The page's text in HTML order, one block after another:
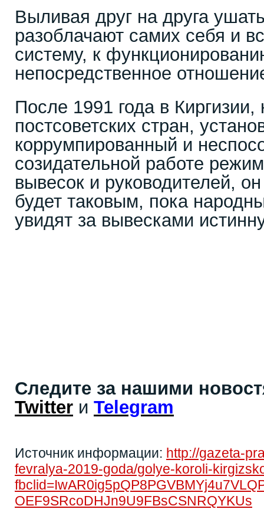
Выливая друг на друга
разоблачают самих себя и
систему, к
непосредственное
После 1991 года в
постсоветских стран,
коррумпированный и
созидательной работе
вывесок и руководителей,
будет таковым, пока
увидят за вывесками
Следите за нашими
Twitter и Telegram
Источник информации: http://gazeta-
fevralya-2019-goda/golye-koroli-
OEF9SRcoDHJn9U9FBsCSNRQYKUs